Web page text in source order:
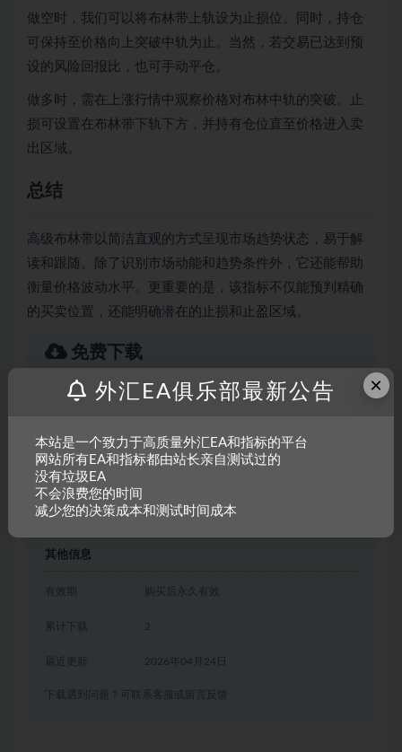
做空时，我们可以将布林带上轨设为止损位。同时，持仓
可保持至价格向上突破中轨为止。当然，若交易已达到预
设的风险回报比，也可手动平仓。
做多时，需在上涨行情中观察价格对布林中轨的突破。止
损可设置在布林带下轨下方，并持有仓位直至价格进入卖
出区域。
总结
高级布林带以简洁直观的方式呈现市场趋势状态，易于解
读和跟随。除了识别市场动能和趋势条件外，它还能帮助
衡量价格波动水平。更重要的是，该指标不仅能预判精确
的买卖位置，还能明确潜在的止损和止盈区域。
免费下载
普通用户特权： 免费
永久超级会员用户特权：
登录后下载
其他信息
有效期 购买后永久有效
累计下载 2
2026年04月24日
下载遇到问题？可联系客服或留言反馈
×
外汇EA俱乐部最新公告
本站是一个致力于高质量外汇EA和指标的平台
网站所有EA和指标都由站长亲自测试过的
没有垃圾EA
不会浪费您的时间
减少您的决策成本和测试时间成本